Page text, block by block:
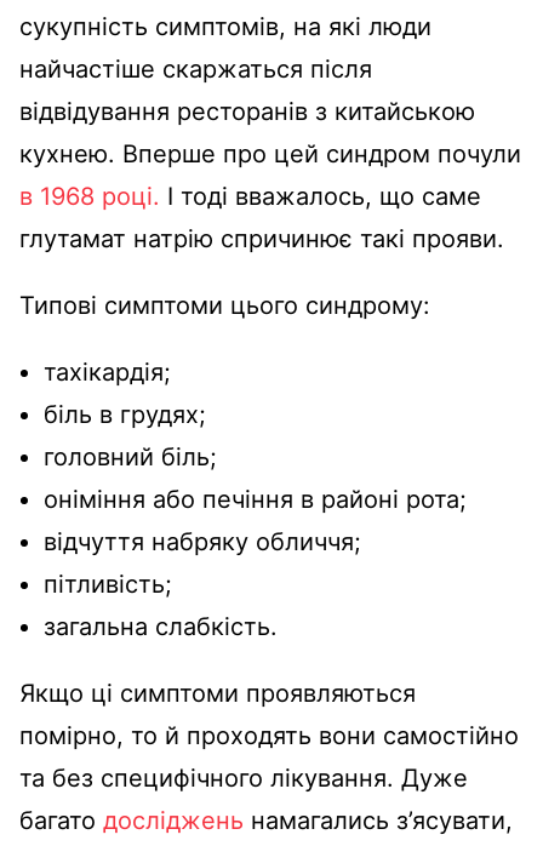
сукупність симптомів, на які люди
найчастіше скаржаться після
відвідування ресторанів з китайською
кухнею. Вперше про цей синдром почули
в 1968 році. І тоді вважалось, що саме
глутамат натрію спричинює такі прояви.
Типові симптоми цього синдрому:
тахікардія;
біль в грудях;
головний біль;
оніміння або печіння в районі рота;
відчуття набряку обличчя;
пітливість;
загальна слабкість.
Якщо ці симптоми проявляються
помірно, то й проходять вони самостійно
та без специфічного лікування. Дуже
багато досліджень намагались з’ясувати,